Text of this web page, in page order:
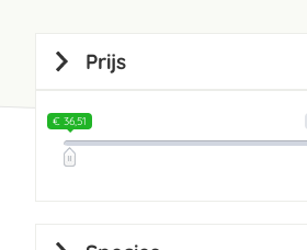
Prijs
€ 36,51